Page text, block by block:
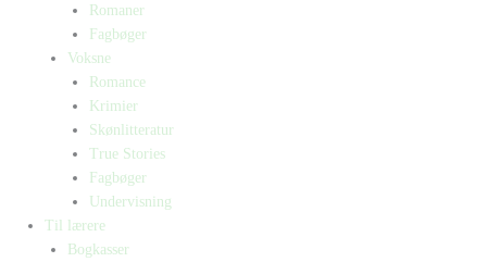
Romaner
Fagbøger
Voksne
Romance
Krimier
Skønlitteratur
True Stories
Fagbøger
Undervisning
Til lærere
Bogkasser